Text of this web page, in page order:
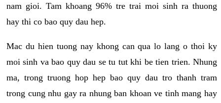
nam gioi. Tam khoang 96% tre trai moi sinh ra thuong
hay thi co bao quy dau hep.
Mac du hien tuong nay khong can qua lo lang o thoi ky
moi sinh va bao quy dau se tu tut khi be tien trien. Nhung
ma, trong truong hop hep bao quy dau tro thanh tram
trong cung nhu gay ra nhung ban khoan ve tinh mang hay